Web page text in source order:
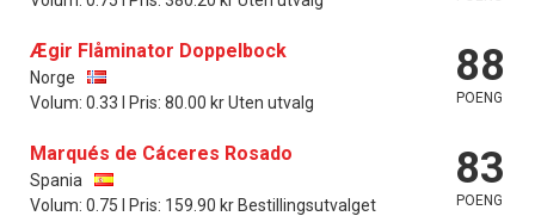
Ægir Flåminator Doppelbock
Norge
Volum: 0.33 l Pris: 80.00 kr Uten utvalg
88
POENG
Marqués de Cáceres Rosado
Spania
Volum: 0.75 l Pris: 159.90 kr Bestillingsutvalget
83
POENG